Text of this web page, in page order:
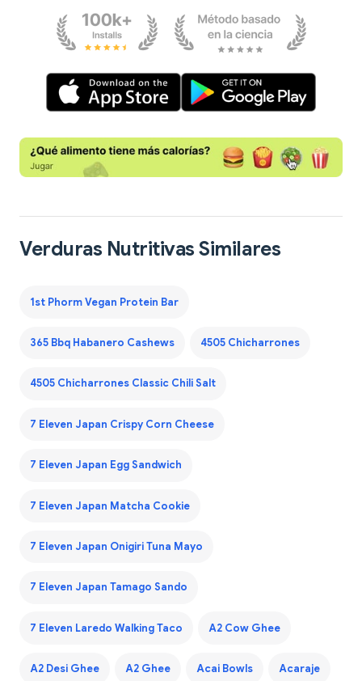
Verduras Nutritivas Similares
1st Phorm Vegan Protein Bar
365 Bbq Habanero Cashews 4505 Chicharrones
4505 Chicharrones Classic Chili Salt
7 Eleven Japan Crispy Corn Cheese
7 Eleven Japan Egg Sandwich
7 Eleven Japan Matcha Cookie
7 Eleven Japan Onigiri Tuna Mayo
7 Eleven Japan Tamago Sando
7 Eleven Laredo Walking Taco A2 Cow Ghee
A2 Desi Ghee A2 Ghee Acai Bowls Acaraje